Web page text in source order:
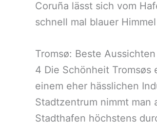
Coruña lässt sich vom
schnell mal blauer
Tromsø: Beste
4 Die Schönheit
einem eher hässlichen
Stadtzentrum nimmt man
Stadthafen höchstens